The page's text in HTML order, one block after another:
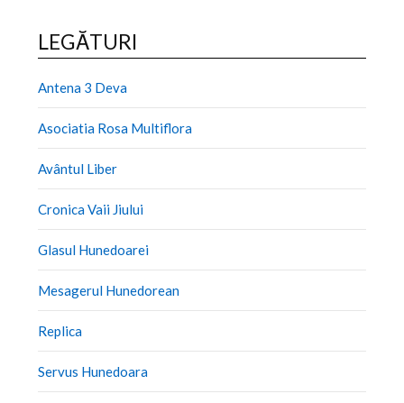
LEGĂTURI
Antena 3 Deva
Asociatia Rosa Multiflora
Avântul Liber
Cronica Vaii Jiului
Glasul Hunedoarei
Mesagerul Hunedorean
Replica
Servus Hunedoara